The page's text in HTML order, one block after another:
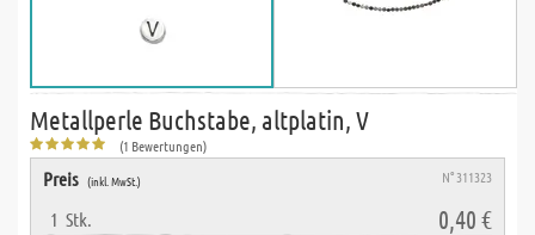
Metallperle Buchstabe, altplatin, V
(1 Bewertungen)
Preis (inkl. MwSt.) N° 311323
1 Stk. 0,40 €